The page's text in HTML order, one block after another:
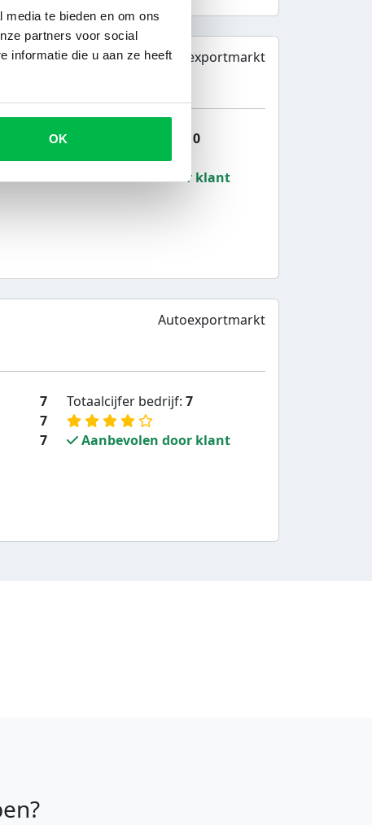
te bieden en om ons
partners voor social
informatie die u aan ze heeft
OK
Autoexportmarkt
10
10
Totaalcijfer bedrijf: 10
Aanbevolen door klant
Autoexportmarkt
7
7
7
Totaalcijfer bedrijf: 7
Aanbevolen door klant